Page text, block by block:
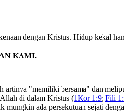
dengan Kristus. Hidup kekal
KAMI.
artinya "memiliki bersama" dan
di dalam Kristus (1Kor 1:9; Fili
mungkin ada persekutuan sejati